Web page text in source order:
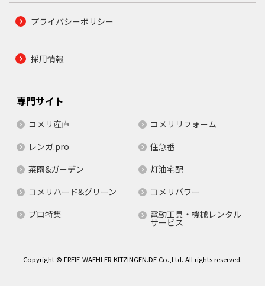
プライバシーポリシー
採用情報
専門サイト
コメリ産直
コメリリフォーム
レンガ.pro
住急番
菜園&ガーデン
灯油宅配
コメリハード&グリーン
コメリパワー
プロ特集
電動工具・機械レンタル
サービス
Copyright © FREIE-WAEHLER-KITZINGEN.DE Co.,Ltd. All rights reserved.